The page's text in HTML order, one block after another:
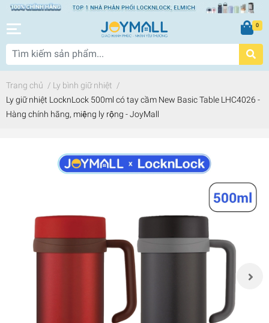
0
Trang chủ / Ly bình giữ nhiệt /
Ly giữ nhiệt LocknLock 500ml có tay cầm New Basic Table LHC4026 -
Hàng chính hãng, miệng ly rộng - JoyMall